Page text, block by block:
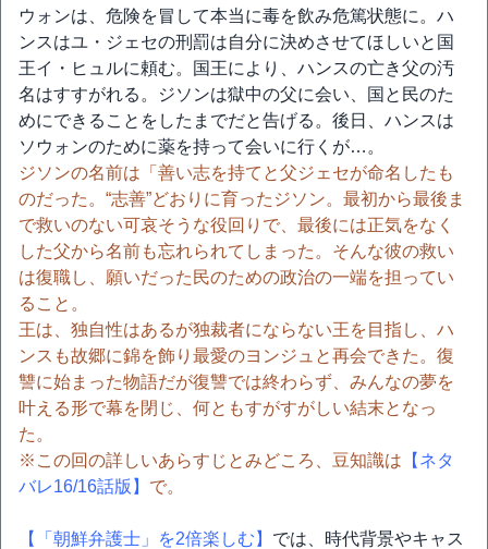
ウォンは、危険を冒して本当に毒を飲み危篤状態に。ハ
ンスはユ・ジェセの刑罰は自分に決めさせてほしいと国
王イ・ヒュルに頼む。国王により、ハンスの亡き父の汚
名はすすがれる。ジソンは獄中の父に会い、国と民のた
めにできることをしたまでだと告げる。後日、ハンスは
ソウォンのために薬を持って会いに行くが…。
ジソンの名前は「善い志を持てと父ジェセが命名したも
のだった。“志善”どおりに育ったジソン。最初から最後ま
で救いのない可哀そうな役回りで、最後には正気をなく
した父から名前も忘れられてしまった。そんな彼の救い
は復職し、願いだった民のための政治の一端を担ってい
ること。
王は、独自性はあるが独裁者にならない王を目指し、ハ
ンスも故郷に錦を飾り最愛のヨンジュと再会できた。復
讐に始まった物語だが復讐では終わらず、みんなの夢を
叶える形で幕を閉じ、何ともすがすがしい結末となっ
た。
※この回の詳しいあらすじとみどころ、豆知識は 【ネタ
バレ16/16話版】 で。
【「朝鮮弁護士」を2倍楽しむ】 では、時代背景やキャス